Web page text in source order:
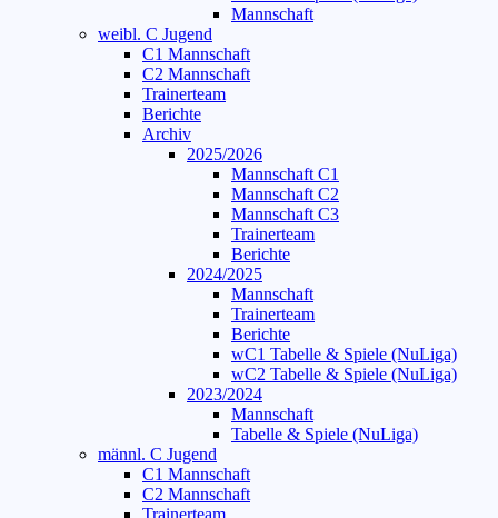
Mannschaft
weibl. C Jugend
C1 Mannschaft
C2 Mannschaft
Trainerteam
Berichte
Archiv
2025/2026
Mannschaft C1
Mannschaft C2
Mannschaft C3
Trainerteam
Berichte
2024/2025
Mannschaft
Trainerteam
Berichte
wC1 Tabelle & Spiele (NuLiga)
wC2 Tabelle & Spiele (NuLiga)
2023/2024
Mannschaft
Tabelle & Spiele (NuLiga)
männl. C Jugend
C1 Mannschaft
C2 Mannschaft
Trainerteam